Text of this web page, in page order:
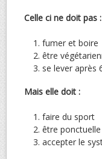
Celle ci ne doit pas :
fumer et boire
être
se lever après
Mais elle doit :
faire du sport
être ponctuelle
accepter le